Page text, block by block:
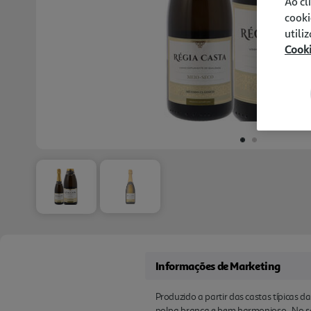
Informações de Marketing
Produzido a partir das castas típicas